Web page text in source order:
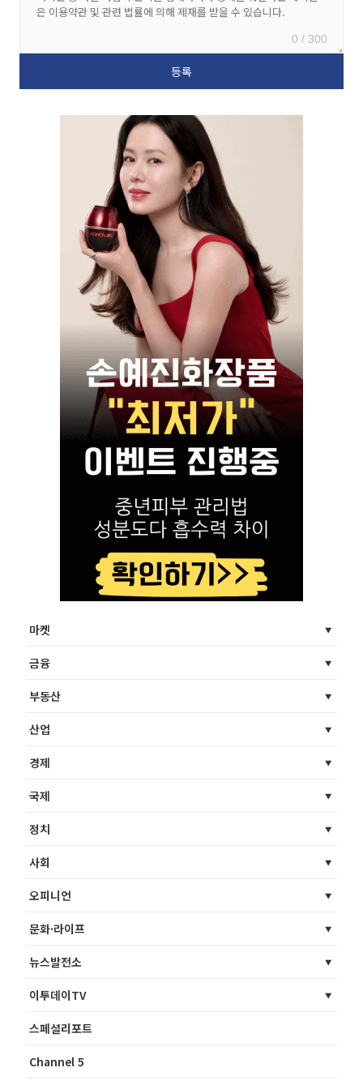
0 / 300
마켓
금융
부동산
산업
경제
국제
정치
사회
오피니언
문화·라이프
뉴스발전소
이투데이TV
스페셜리포트
Channel 5